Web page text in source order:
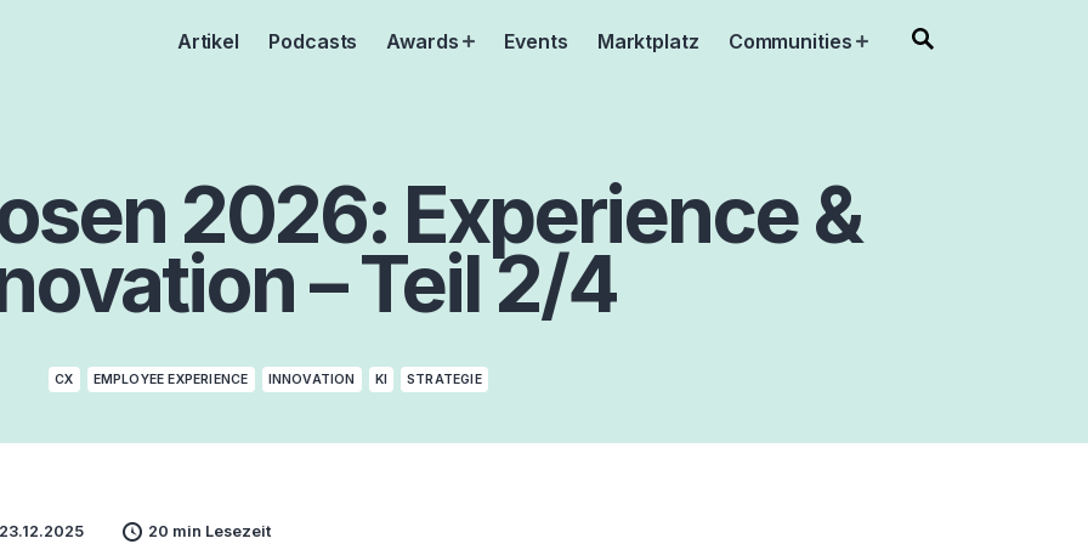
Artikel Podcasts Awards OpenEvents Marktplatz Communities Open
2026: Experience &
– Teil 2/4
CX EMPLOYEE EXPERIENCE INNOVATION KI STRATEGIE
20 min Lesezeit